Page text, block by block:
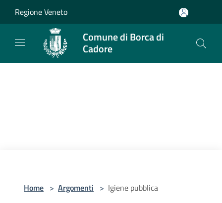
Regione Veneto
Comune di Borca di
Cadore
Home > Argomenti > Igiene pubblica